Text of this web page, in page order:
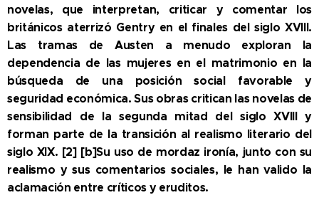
novelas, que interpretan, criticar y comentar los
británicos aterrizó Gentry en el finales del siglo XVIII.
Las tramas de Austen a menudo exploran la
dependencia de las mujeres en el matrimonio en la
búsqueda de una posición social favorable y
seguridad económica. Sus obras critican las novelas de
sensibilidad de la segunda mitad del siglo XVIII y
forman parte de la transición al realismo literario del
siglo XIX. [2] [b]Su uso de mordaz ironía, junto con su
realismo y sus comentarios sociales, le han valido la
aclamación entre críticos y eruditos.